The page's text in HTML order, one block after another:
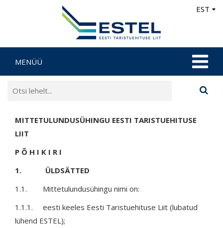
EST
MENÜÜ
MITTETULUNDUSÜHINGU EESTI TARISTUEHITUSE
LIIT
P Õ H I K I R I
1. ÜLDSÄTTED
1.1. Mittetulundusühingu nimi on:
1.1.1. eesti keeles Eesti Taristuehituse Liit (lubatud
lühend ESTEL);